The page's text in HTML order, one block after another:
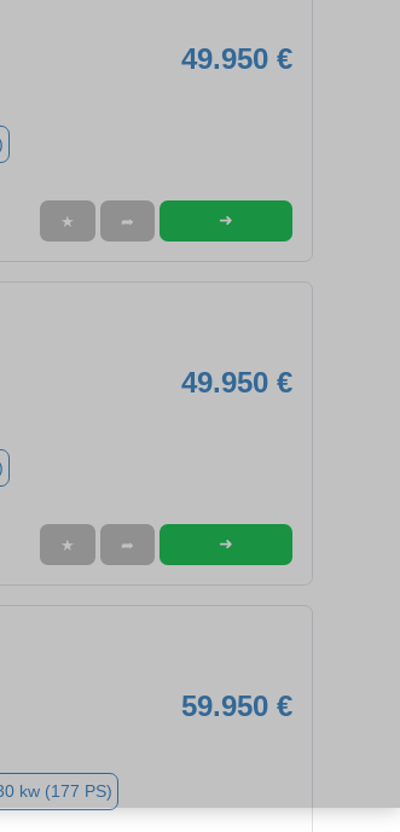
49.950 €
★ ➦ ➜
49.950 €
★ ➦ ➜
59.950 €
kw (177 PS)